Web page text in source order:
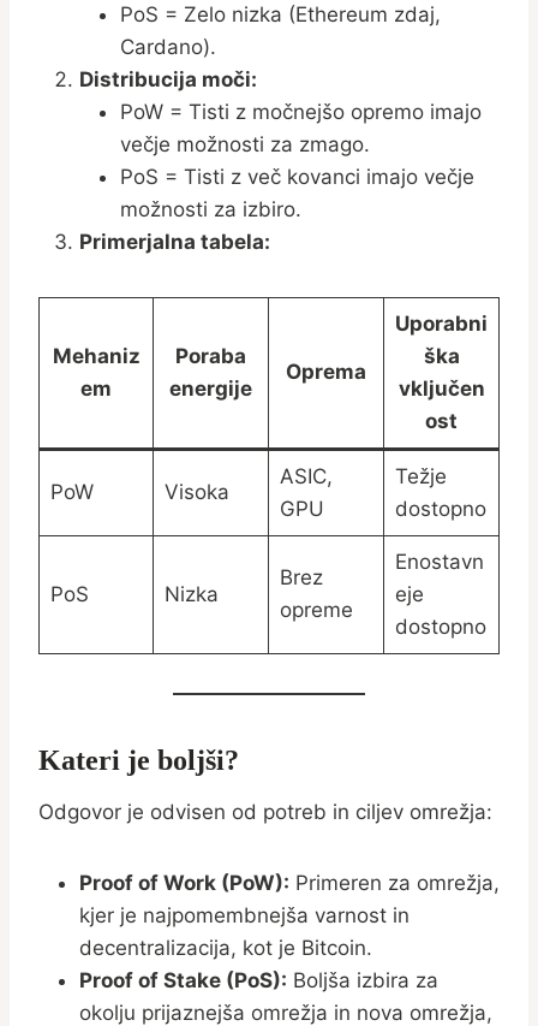
PoS = Zelo nizka (Ethereum zdaj,
Cardano).
Distribucija moči:
PoW = Tisti z močnejšo opremo imajo
večje možnosti za zmago.
PoS = Tisti z več kovanci imajo večje
možnosti za izbiro.
Primerjalna tabela:
Mehaniz
em
Poraba
energije
Oprema
Uporabni
ška
vključen
ost
PoW Visoka
ASIC,
GPU
Težje
dostopno
PoS Nizka
Brez
opreme
Enostavn
eje
dostopno
Kateri je boljši?
Odgovor je odvisen od potreb in ciljev omrežja:
Proof of Work (PoW): Primeren za omrežja,
kjer je najpomembnejša varnost in
decentralizacija, kot je Bitcoin.
Proof of Stake (PoS): Boljša izbira za
okolju prijaznejša omrežja in nova omrežja,